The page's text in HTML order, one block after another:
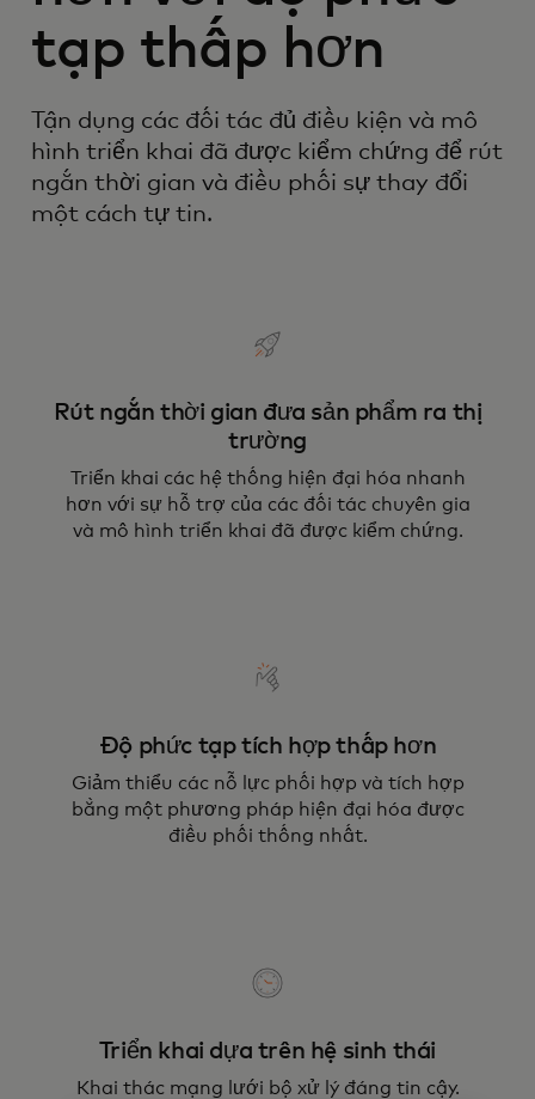
tạp thấp hơn
Tận dụng các đối tác đủ điều kiện và mô
hình triển khai đã được kiểm chứng để rút
ngắn thời gian và điều phối sự thay đổi
một cách tự tin.
Rút ngắn thời gian đưa sản phẩm ra thị
trường
Triển khai các hệ thống hiện đại hóa nhanh
hơn với sự hỗ trợ của các đối tác chuyên gia
và mô hình triển khai đã được kiểm chứng.
Độ phức tạp tích hợp thấp hơn
Giảm thiểu các nỗ lực phối hợp và tích hợp
bằng một phương pháp hiện đại hóa được
điều phối thống nhất.
Triển khai dựa trên hệ sinh thái
Khai thác mạng lưới bộ xử lý đáng tin cậy.